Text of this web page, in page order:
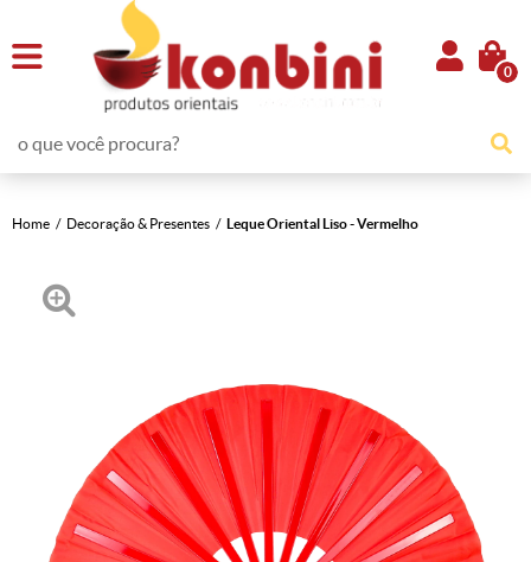
0
Home Decoração & Presentes Leque Oriental Liso - Vermelho